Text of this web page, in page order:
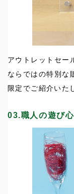
アウトレットセー
ならではの特別な
限定でご紹介いた
03.職人の遊び